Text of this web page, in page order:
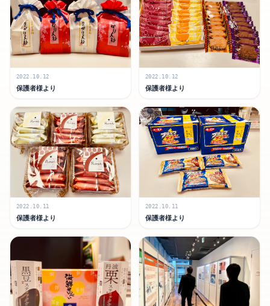
2022.10.12
保護者様より
2022.10.12
保護者様より
2022.10.11
保護者様より
2022.10.11
保護者様より